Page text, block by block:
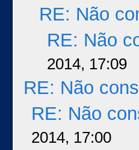
RE: Não
RE: Não
2014, 17:09
RE: Não
RE: Não
2014, 17:00